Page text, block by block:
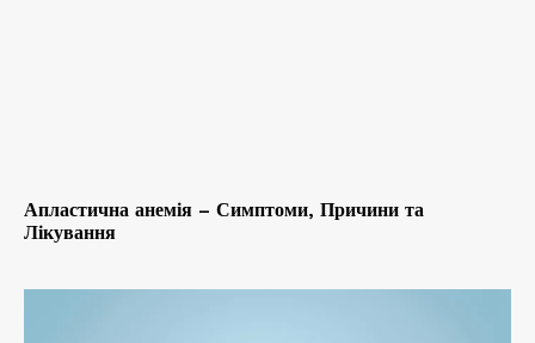
Апластична анемія – Симптоми, Причини та
Лікування